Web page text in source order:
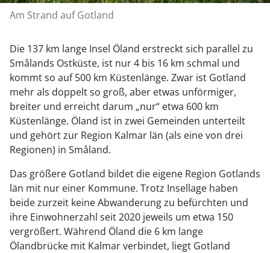
Am Strand auf Gotland
Die 137 km lange Insel Öland erstreckt sich parallel zu
Smålands Ostküste, ist nur 4 bis 16 km schmal und
kommt so auf 500 km Küstenlänge. Zwar ist Gotland
mehr als doppelt so groß, aber etwas unförmiger,
breiter und erreicht darum „nur“ etwa 600 km
Küstenlänge. Öland ist in zwei Gemeinden unterteilt
und gehört zur Region Kalmar län (als eine von drei
Regionen) in Småland.
Das größere Gotland bildet die eigene Region Gotlands
län mit nur einer Kommune. Trotz Insellage haben
beide zurzeit keine Abwanderung zu befürchten und
ihre Einwohnerzahl seit 2020 jeweils um etwa 150
vergrößert. Während Öland die 6 km lange
Ölandbrücke mit Kalmar verbindet, liegt Gotland